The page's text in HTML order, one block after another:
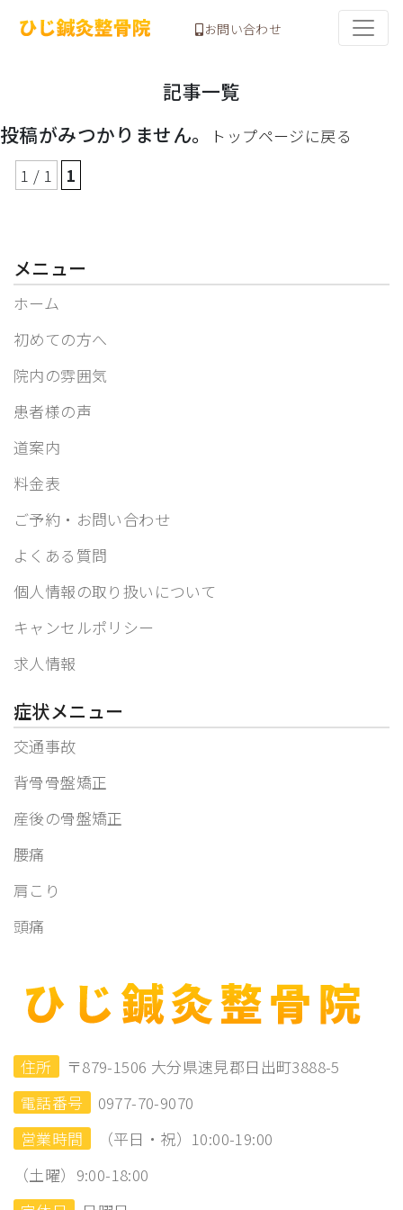
お問い合わせ
記事一覧
投稿がみつかりません。
トップページに戻る
1 / 1
1
メニュー
ホーム
初めての方へ
院内の雰囲気
患者様の声
道案内
料金表
ご予約・お問い合わせ
よくある質問
個人情報の取り扱いについて
キャンセルポリシー
求人情報
症状メニュー
交通事故
背骨骨盤矯正
産後の骨盤矯正
腰痛
肩こり
頭痛
住所
〒879-1506 大分県速見郡日出町3888-5
電話番号
0977-70-9070
営業時間
（平日・祝）10:00-19:00
（土曜）9:00-18:00